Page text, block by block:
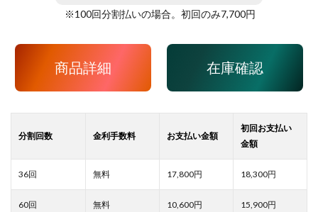
※100回分割払いの場合。初回のみ7,700円
商品詳細 在庫確認
17,800 18,300
10,600 15,900